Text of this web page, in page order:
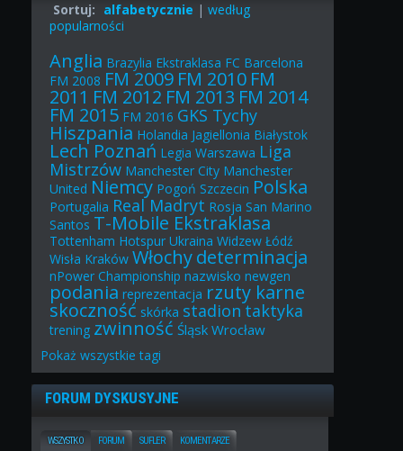
Sortuj: alfabetycznie | według
popularności
Anglia Brazylia Ekstraklasa FC Barcelona
FM 2008 FM 2009 FM 2010 FM
2011 FM 2012 FM 2013 FM 2014
FM 2015 FM 2016 GKS Tychy
Hiszpania Holandia Jagiellonia Białystok
Lech Poznań Legia Warszawa Liga
Mistrzów Manchester City Manchester
United Niemcy Pogoń Szczecin Polska
Portugalia Real Madryt Rosja San Marino
Santos T-Mobile Ekstraklasa
Tottenham Hotspur Ukraina Widzew Łódź
Wisła Kraków Włochy determinacja
nPower Championship nazwisko newgen
podania reprezentacja rzuty karne
skoczność skórka stadiontaktyka
trening zwinność Śląsk Wrocław
Pokaż wszystkie tagi
FORUM DYSKUSYJNE
WSZYSTKO FORUM SUFLER KOMENTARZE